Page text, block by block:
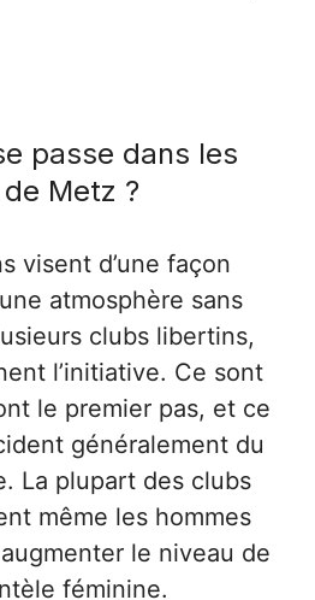
passe dans les
Metz ?
visent d’une façon
atmosphère sans
clubs libertins,
l’initiative. Ce sont
le premier pas, et ce
généralement du
La plupart des clubs
même les hommes
le niveau de
féminine.